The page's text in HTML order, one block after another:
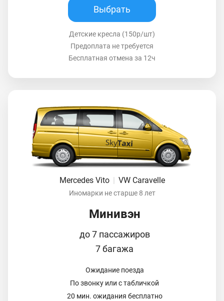
Выбрать
Детские кресла (150р/шт)
Предоплата не требуется
Бесплатная отмена за 12ч
Mercedes Vito VW Caravelle
Иномарки не старше 8 лет
Минивэн
до 7 пассажиров
7 багажа
Ожидание поезда
По звонку или с табличкой
20 мин. ожидания бесплатно